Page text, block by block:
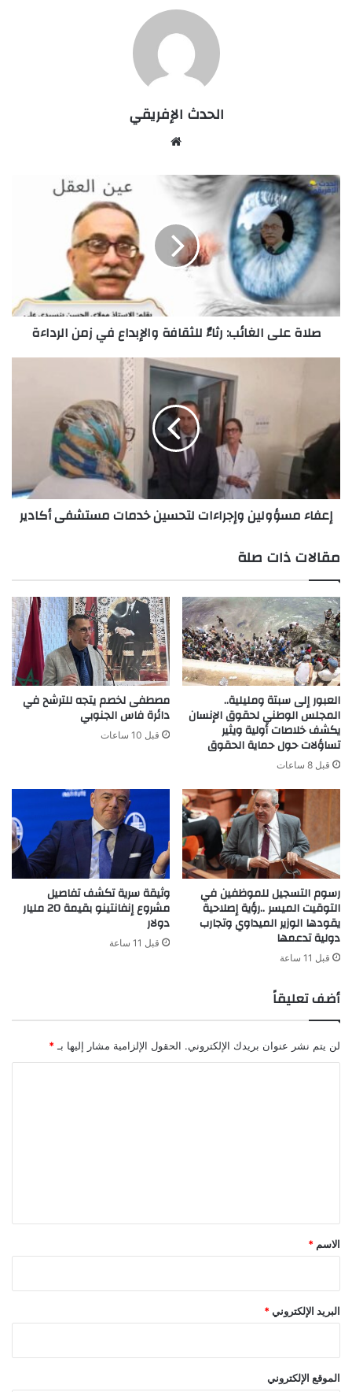
الحدث الإفريقي
صلاة
على
الغائب:
للثقافة
والإبداع
زمن
الرداءة
صلاة على الغائب: رثاءٌ للثقافة والإبداع في زمن الرداءة
خدمات
مستشفى
إعفاء مسؤولين وإجراءات لتحسين خدمات مستشفى أكادير
مقالات ذات صلة
العبور إلى سبتة ومليلية..
المجلس الوطني لحقوق الإنسان
يكشف خلاصات أولية ويثير
تساؤلات حول حماية الحقوق
قبل 8 ساعات
مصطفى لخصم يتجه للترشح في
دائرة فاس الجنوبي
قبل 10 ساعات
رسوم التسجيل للموظفين في
التوقيت الميسر ..رؤية إصلاحية
يقودها الوزير الميداوي وتجارب
دولية تدعمها
قبل 11 ساعة
وثيقة سرية تكشف تفاصيل
مشروع إنفانتينو بقيمة 20 مليار
دولار
قبل 11 ساعة
أضف تعليقاً
لن يتم نشر عنوان بريدك الإلكتروني. الحقول الإلزامية مشار إليها بـ *
*
الاسم *
البريد الإلكتروني*
الموقع الإلكتروني